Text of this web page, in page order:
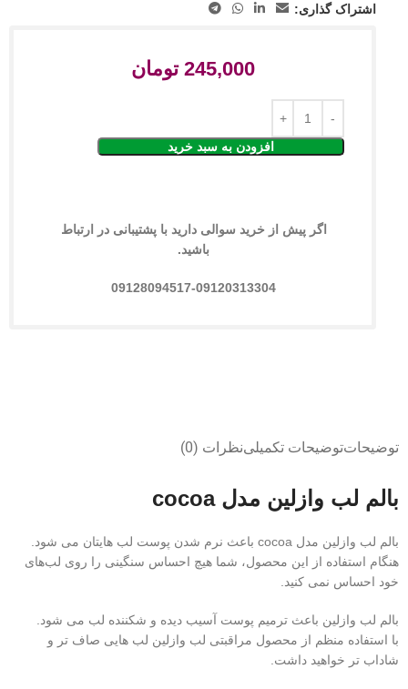
اشتراک گذاری:
245,000 تومان
افزودن به سبد خرید
اگر پیش از خرید سوالی دارید با پشتیبانی در ارتباط
باشید.
09128094517-09120313304
توضیحاتتوضیحات تکمیلینظرات (0)
بالم لب وازلین مدل cocoa
بالم لب وازلین مدل cocoa باعث نرم شدن پوست لب هایتان می شود.
هنگام استفاده از این محصول، شما هیچ احساس سنگینی را روی لب‌های
خود احساس نمی‌ کنید.
بالم لب وازلین باعث ترمیم پوست آسیب دیده و شکننده لب می شود.
با استفاده منظم از محصول مراقبتی لب وازلین لب هایی صاف تر و
شاداب تر خواهید داشت.